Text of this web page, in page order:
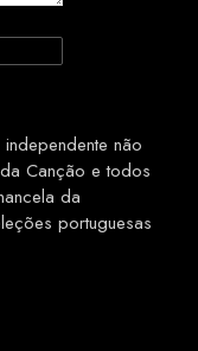
não
Canção e todos
da
portuguesas